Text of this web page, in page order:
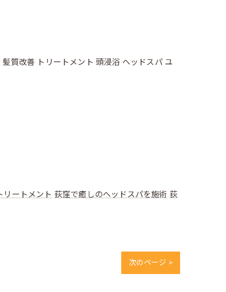
質改善 トリートメント 頭浸浴 ヘッドスパ ユ
リートメント 荻窪で癒しのヘッドスパを施術 荻
次のページ >